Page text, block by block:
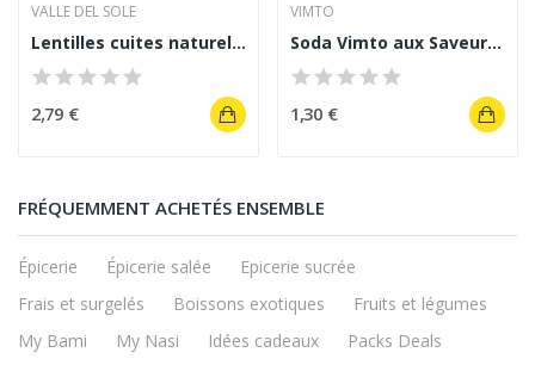
VALLE DEL SOLE
Lentilles cuites naturelles – Valle del Sole –...
2,79 €
VIMTO
Soda Vimto aux Saveurs Exotiques 330 ml
1,30 €
FRÉQUEMMENT ACHETÉS ENSEMBLE
Épicerie Épicerie salée
Epicerie sucrée
Frais et surgelés
Boissons exotiques
Fruits et légumes
My Bami
My Nasi Idées cadeaux
Packs Deals